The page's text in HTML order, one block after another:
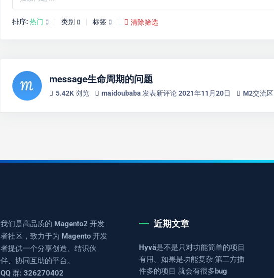
排序: 热门 类别 标签 清除筛选
message生命周期的问题
5.42K 浏览 maidoubaba 发表新评论2021年11月20日 M2交流区
我们是高品质的 Magento2 开发
者社区，致力于为 Magento 开发
者提供一个分享创造、结识伙
伴、协同互助的平台。
QQ 群: 326270402
近期文章
Hyvä是不是只对功能简单的项目
有用。如果是功能复杂 第三方插
件多的项目 就会有很多bug